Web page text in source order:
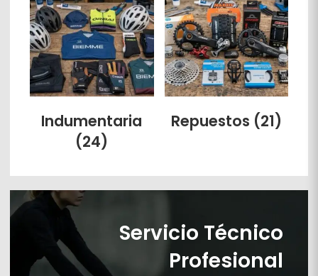
Indumentaria
(24)
Repuestos (21)
Servicio Técnico
Profesional